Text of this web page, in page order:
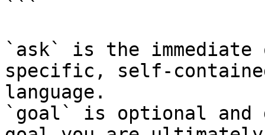
```
`ask` is the
specific, self-
language.
`goal` is optional and